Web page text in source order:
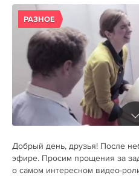
РАЗНОЕ
Добрый день, друзья! После
эфире. Просим прощения за
о самом интересном видео-